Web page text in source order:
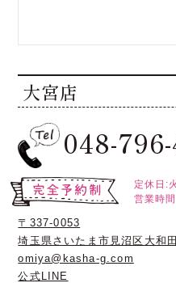
大宮店
048-
定休日:
営業時
〒337-0053
埼玉県さいたま市見沼区大和
omiya@kasha-g.com
公式LINE